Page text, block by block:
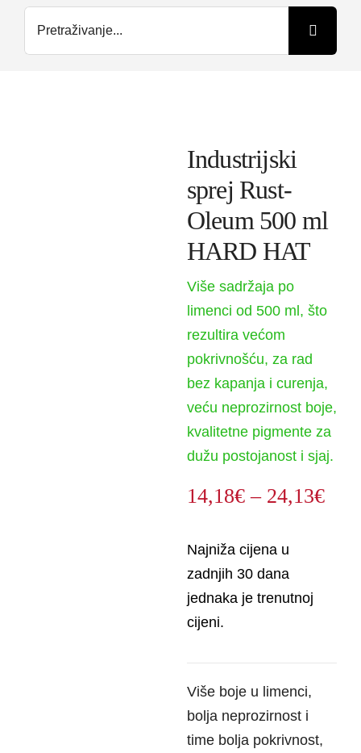
Industrijski
sprej Rust-
Oleum 500 ml
HARD HAT
Više sadržaja po
limenci od 500 ml, što
rezultira većom
pokrivnošću, za rad
bez kapanja i curenja,
veću neprozirnost boje,
kvalitetne pigmente za
dužu postojanost i sjaj.
14,18€ – 24,13€
Najniža cijena u
zadnjih 30 dana
jednaka je trenutnoj
cijeni.
Više boje u limenci,
bolja neprozirnost i
time bolja pokrivnost,